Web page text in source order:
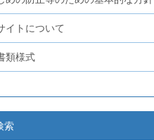
イトについて
類様式
索